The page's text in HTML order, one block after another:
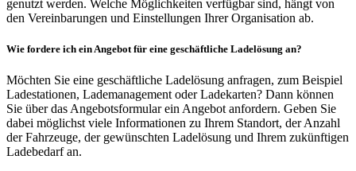
genutzt werden. Welche Möglichkeiten verfügbar sind, hängt von
den Vereinbarungen und Einstellungen Ihrer Organisation ab.
Wie fordere ich ein Angebot für eine geschäftliche Ladelösung an?
Möchten Sie eine geschäftliche Ladelösung anfragen, zum Beispiel
Ladestationen, Lademanagement oder Ladekarten? Dann können
Sie über das Angebotsformular ein Angebot anfordern. Geben Sie
dabei möglichst viele Informationen zu Ihrem Standort, der Anzahl
der Fahrzeuge, der gewünschten Ladelösung und Ihrem zukünftigen
Ladebedarf an.